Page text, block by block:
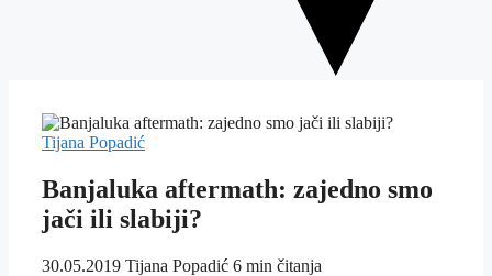
Tijana Popadić
Banjaluka aftermath: zajedno smo
jači ili slabiji?
30.05.2019 Tijana Popadić 6 min čitanja